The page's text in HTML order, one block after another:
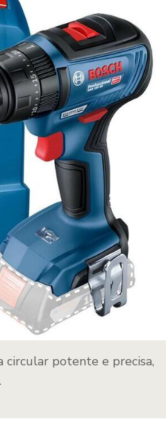
circular potente e precisa,